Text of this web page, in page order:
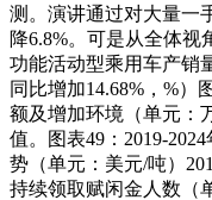
测。演讲通过对大量一
降6.8%。可是从全体视
功能活动型乘用车产销
同比增加14.68%，%）
额及增加环境（单元：
值。图表49：2019-
势（单元：美元/吨）
持续领取赋闲金人数（